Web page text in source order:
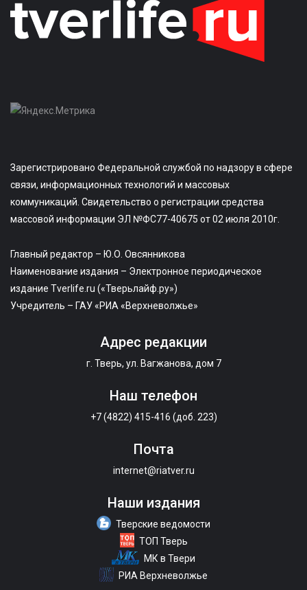
Зарегистрировано Федеральной службой по надзору в сфере
связи, информационных технологий и массовых
коммуникаций. Свидетельство о регистрации средства
массовой информации ЭЛ №ФС77-40675 от 02 июля 2010г.
Главный редактор – Ю.О. Овсянникова
Наименование издания – Электронное периодическое
издание Tverlife.ru («Тверьлайф.ру»)
Учредитель – ГАУ «РИА «Верхневолжье»
Адрес редакции
г. Тверь, ул. Вагжанова, дом 7
Наш телефон
+7 (4822) 415-416 (доб. 223)
Почта
internet@riatver.ru
Наши издания
Тверские ведомости
ТОП Тверь
МК в Твери
РИА Верхневолжье